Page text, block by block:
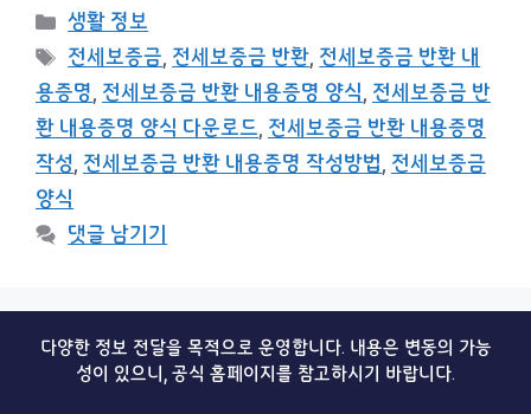
카
테
고
리
생활 정보
태
그
전세보증금, 전세보증금 반환, 전세보증금 반환 내
용증명, 전세보증금 반환 내용증명 양식, 전세보증금 반
환 내용증명 양식 다운로드, 전세보증금 반환 내용증명
작성, 전세보증금 반환 내용증명 작성방법, 전세보증금
양식
댓글 남기기
다양한 정보 전달을 목적으로 운영합니다. 내용은 변동의 가능
성이 있으니, 공식 홈페이지를 참고하시기 바랍니다.